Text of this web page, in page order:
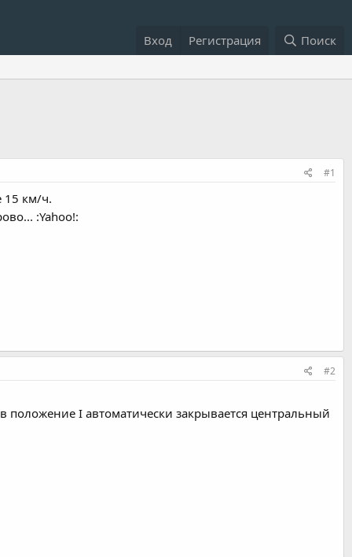
Вход Регистрация Поиск
#1
15 км/ч.
:Yahoo!:
#2
I автоматически закрывается центральный